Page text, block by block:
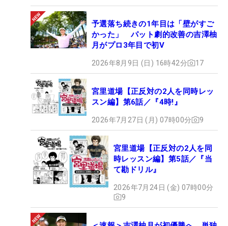
予選落ち続きの1年目は「壁がすご
かった」 パット劇的改善の吉澤柚
月がプロ3年目で初V
2026年8月9日 (日) 16時42分 17
宮里道場【正反対の2人を同時レッ
スン編】第6話／『4時!』
2026年7月27日 (月) 07時00分 9
宮里道場【正反対の2人を同
時レッスン編】第5話／『当
て勘ドリル』
2026年7月24日 (金) 07時00分
9